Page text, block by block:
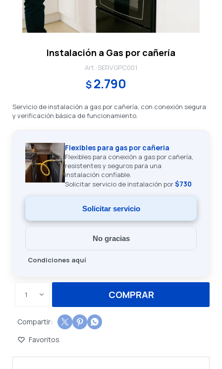
Instalación a Gas por cañería
SERVGPC001
$2.790
Servicio de instalación a gas por cañería, con conexión segura
y verificación básica de funcionamiento.
Flexibles para gas por cañeria
Flexibles para conexión a gas por cañería,
resistentes y seguros para una
instalación confiable.
Solicitar servicio de instalación por$730
Solicitar servicio
No gracias
Condiciones aquí
1 COMPRAR
  